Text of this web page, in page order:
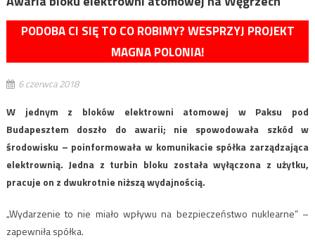
PODOBA CI SIĘ TO CO ROBIMY? WESPRZYJ PROJEKT
MAGNA POLONIA!
6 czerwca 2018
W jednym z bloków elektrowni atomowej w Paksu pod
Budapesztem doszło do awarii; nie spowodowała szkód w
środowisku – poinformowała w komunikacie spółka zarządzająca
elektrownią. Jedna z turbin bloku została wyłączona z użytku,
pracuje on z dwukrotnie niższą wydajnością.
„Wydarzenie to nie miało wpływu na bezpieczeństwo nuklearne” –
zapewniła spółka.